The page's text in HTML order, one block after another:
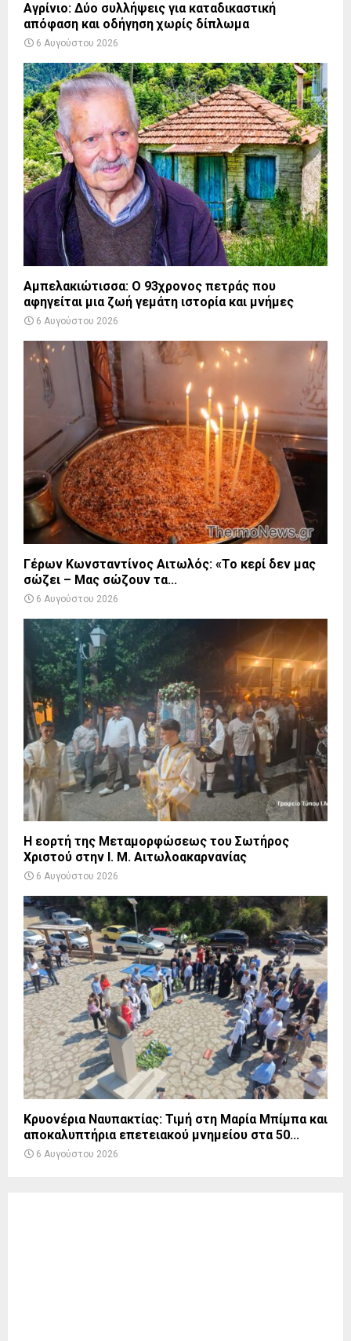
Αγρίνιο: Δύο συλλήψεις για καταδικαστική
απόφαση και οδήγηση χωρίς δίπλωμα
6 Αυγούστου 2026
Αμπελακιώτισσα: Ο 93χρονος πετράς που
αφηγείται μια ζωή γεμάτη ιστορία και μνήμες
6 Αυγούστου 2026
Γέρων Κωνσταντίνος Αιτωλός: «Το κερί δεν μας
σώζει – Μας σώζουν τα...
6 Αυγούστου 2026
Η εορτή της Μεταμορφώσεως του Σωτήρος
Χριστού στην Ι. Μ. Αιτωλοακαρνανίας
6 Αυγούστου 2026
Κρυονέρια Ναυπακτίας: Τιμή στη Μαρία Μπίμπα και
αποκαλυπτήρια επετειακού μνημείου στα 50...
6 Αυγούστου 2026